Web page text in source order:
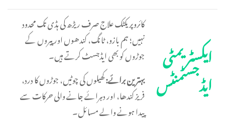
ایکسٹریمٹی
ایڈجسٹمنٹس
کائروپریکٹک علاج صرف ریڑھ کی ہڈی تک محدود
نہیں؛ ہم بازو، ٹانگ، کندھوں اور پیروں کے
جوڑوں کو بھی ایڈجسٹ کرتے ہیں۔
بہترین برائے:کھیلوں کی چوٹیں، جوڑوں کا درد،
فریز کندھا، اور دہرائے جانے والی حرکات سے
پیدا ہونے والے مسائل۔